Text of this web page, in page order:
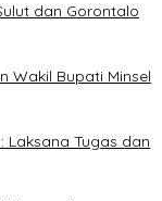
dan Gorontalo
Wakil Bupati Minsel
Laksana Tugas dan